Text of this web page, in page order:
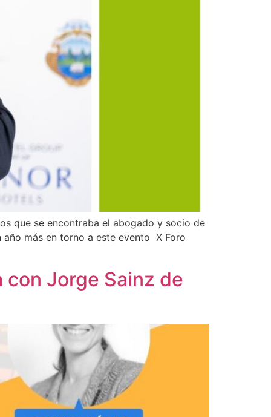
que se encontraba el abogado y socio de
año más en torno a este evento X Foro
con Jorge Sainz de